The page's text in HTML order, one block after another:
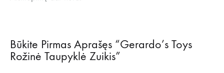
Būkite Pirmas Aprašęs “Gerardo’s Toys
Rožinė Taupyklė Zuikis”